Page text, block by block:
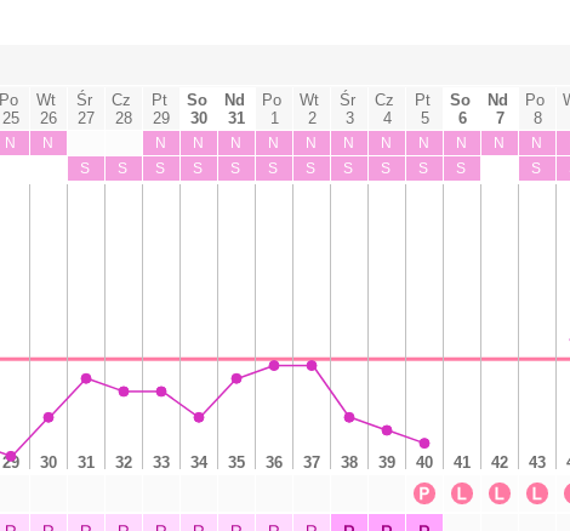
Po
25
N
29
Wt
26
N
30
Śr
27
S
31
Cz
28
S
32
Pt
29
N
S
33
So
30
N
S
34
Nd
31
N
S
35
Po
1
N
S
36
Wt
2
N
S
37
Śr
3
N
S
38
Cz
4
N
S
39
Pt
5
N
S
40
So
6
N
S
41
Nd
7
N
42
Po
8
N
S
43